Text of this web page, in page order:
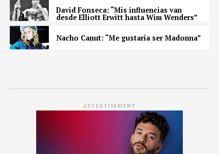
David Fonseca: “Mis influencias van
desde Elliott Erwitt hasta Wim Wenders”
Nacho Canut: “Me gustaría ser Madonna”
ADVERTISEMENT